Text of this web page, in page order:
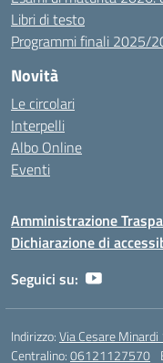
Libri di testo
Programmi finali 2025/
Novità
Le circolari
Interpelli
Albo Online
Eventi
Amministrazione
Dichiarazione di
Seguici su:
Indirizzo:Via Cesare
Centralino:06121127570